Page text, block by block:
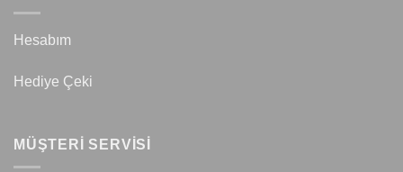
Hesabım
Hediye Çeki
MÜŞTERİ SERVİSİ